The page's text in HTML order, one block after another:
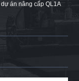
án nâng cấp QL1A